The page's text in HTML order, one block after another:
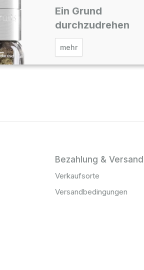
Ein Grund
durchzudrehen
mehr
Bezahlung & Versand
Verkaufsorte
Versandbedingungen